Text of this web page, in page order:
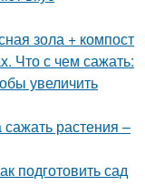
зола + компост
Что с чем сажать:
увеличить
сажать растения –
подготовить сад